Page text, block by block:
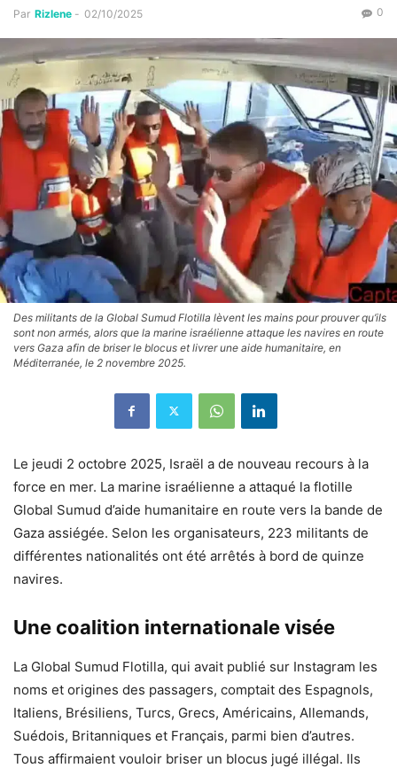
Par Rizlene - 02/10/2025 0
Des militants de la Global Sumud Flotilla lèvent les mains pour prouver qu’ils
sont non armés, alors que la marine israélienne attaque les navires en route
vers Gaza afin de briser le blocus et livrer une aide humanitaire, en
Méditerranée, le 2 novembre 2025.
Le jeudi 2 octobre 2025, Israël a de nouveau recours à la
force en mer. La marine israélienne a attaqué la flotille
Global Sumud d’aide humanitaire en route vers la bande de
Gaza assiégée. Selon les organisateurs, 223 militants de
différentes nationalités ont été arrêtés à bord de quinze
navires.
Une coalition internationale visée
La Global Sumud Flotilla, qui avait publié sur Instagram les
noms et origines des passagers, comptait des Espagnols,
Italiens, Brésiliens, Turcs, Grecs, Américains, Allemands,
Suédois, Britanniques et Français, parmi bien d’autres.
Tous affirmaient vouloir briser un blocus jugé illégal. Ils